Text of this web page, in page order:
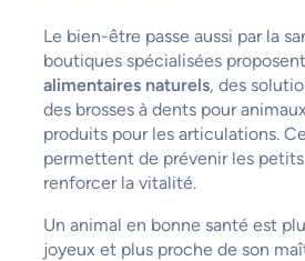
Le bien-être passe aussi par la
boutiques spécialisées
alimentaires naturels, des
des brosses à dents pour
produits pour les articulations.
permettent de prévenir les
renforcer la vitalité.
Un animal en bonne santé est
joyeux et plus proche de son